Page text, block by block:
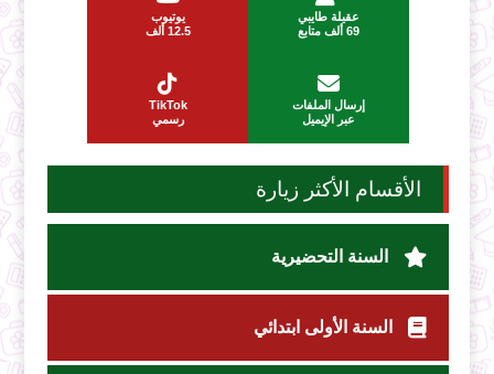
عقيلة طايبي
69 ألف متابع
يوتيوب
12.5 ألف
إرسال الملفات
عبر الإيميل
TikTok
رسمي
الأقسام الأكثر زيارة
السنة التحضيرية
السنة الأولى ابتدائي